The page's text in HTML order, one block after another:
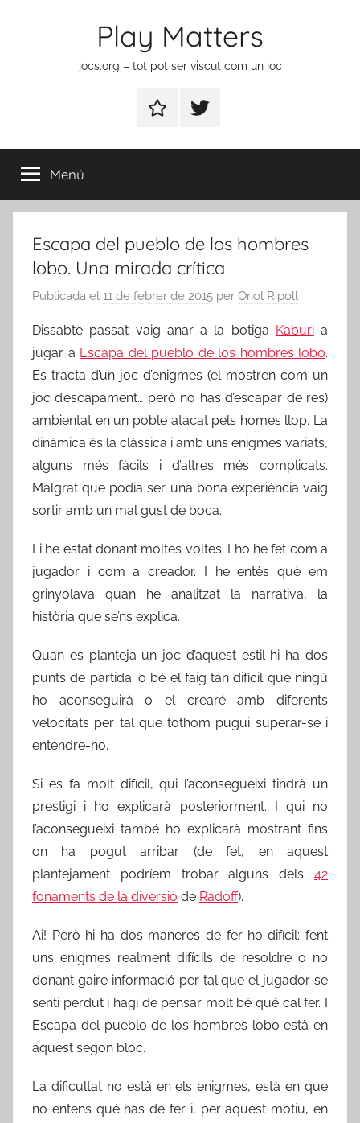
Play Matters
jocs.org – tot pot ser viscut com un joc
ContactarElement
menú
Menú
Escapa del pueblo de los hombres
lobo. Una mirada crítica
Publicada el 11 de febrer de 2015 per Oriol Ripoll
Dissabte passat vaig anar a la botiga Kaburia
jugar a Escapa del pueblo de los hombres lobo.
Es tracta d’un joc d’enigmes (el mostren com un
joc d’escapament… però no has d’escapar de res)
ambientat en un poble atacat pels homes llop. La
dinàmica és la clàssica i amb uns enigmes variats,
alguns més fàcils i d’altres més complicats.
Malgrat que podia ser una bona experiència vaig
sortir amb un mal gust de boca.
Li he estat donant moltes voltes. I ho he fet com a
jugador i com a creador. I he entès què em
grinyolava quan he analitzat la narrativa, la
història que se’ns explica.
Quan es planteja un joc d’aquest estil hi ha dos
punts de partida: o bé el faig tan difícil que ningú
ho aconseguirà o el crearé amb diferents
velocitats per tal que tothom pugui superar-se i
entendre-ho.
Si es fa molt difícil, qui l’aconsegueixi tindrà un
prestigi i ho explicarà posteriorment. I qui no
l’aconsegueixi també ho explicarà mostrant fins
on ha pogut arribar (de fet, en aquest
plantejament podríem trobar alguns dels 42
fonaments de la diversió de Radoff).
Ai! Però hi ha dos maneres de fer-ho difícil: fent
uns enigmes realment difícils de resoldre o no
donant gaire informació per tal que el jugador se
senti perdut i hagi de pensar molt bé què cal fer. I
Escapa del pueblo de los hombres lobo està en
aquest segon bloc.
La dificultat no està en els enigmes, està en que
no entens què has de fer i, per aquest motiu, en